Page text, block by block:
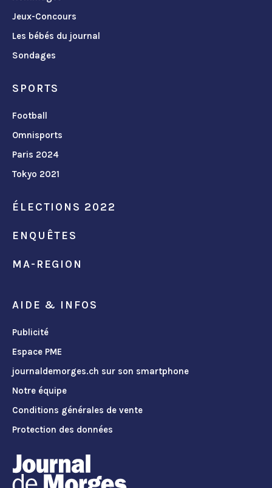
Jeux-Concours
Les bébés du journal
Sondages
SPORTS
Football
Omnisports
Paris 2024
Tokyo 2021
ÉLECTIONS 2022
ENQUÊTES
MA-REGION
AIDE & INFOS
Publicité
Espace PME
journaldemorges.ch sur son smartphone
Notre équipe
Conditions générales de vente
Protection des données